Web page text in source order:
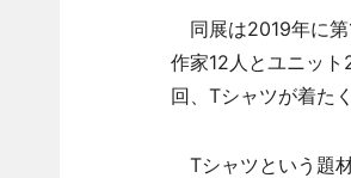
同展は2019年に第
作家12人とユニッ
回、Tシャツが着た
Tシャツという題